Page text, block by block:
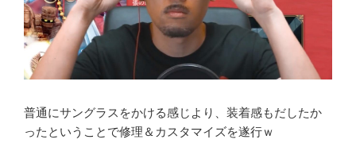
普通にサングラスをかける感じより、装着感もだしたか
ったということで修理＆カスタマイズを遂行ｗ